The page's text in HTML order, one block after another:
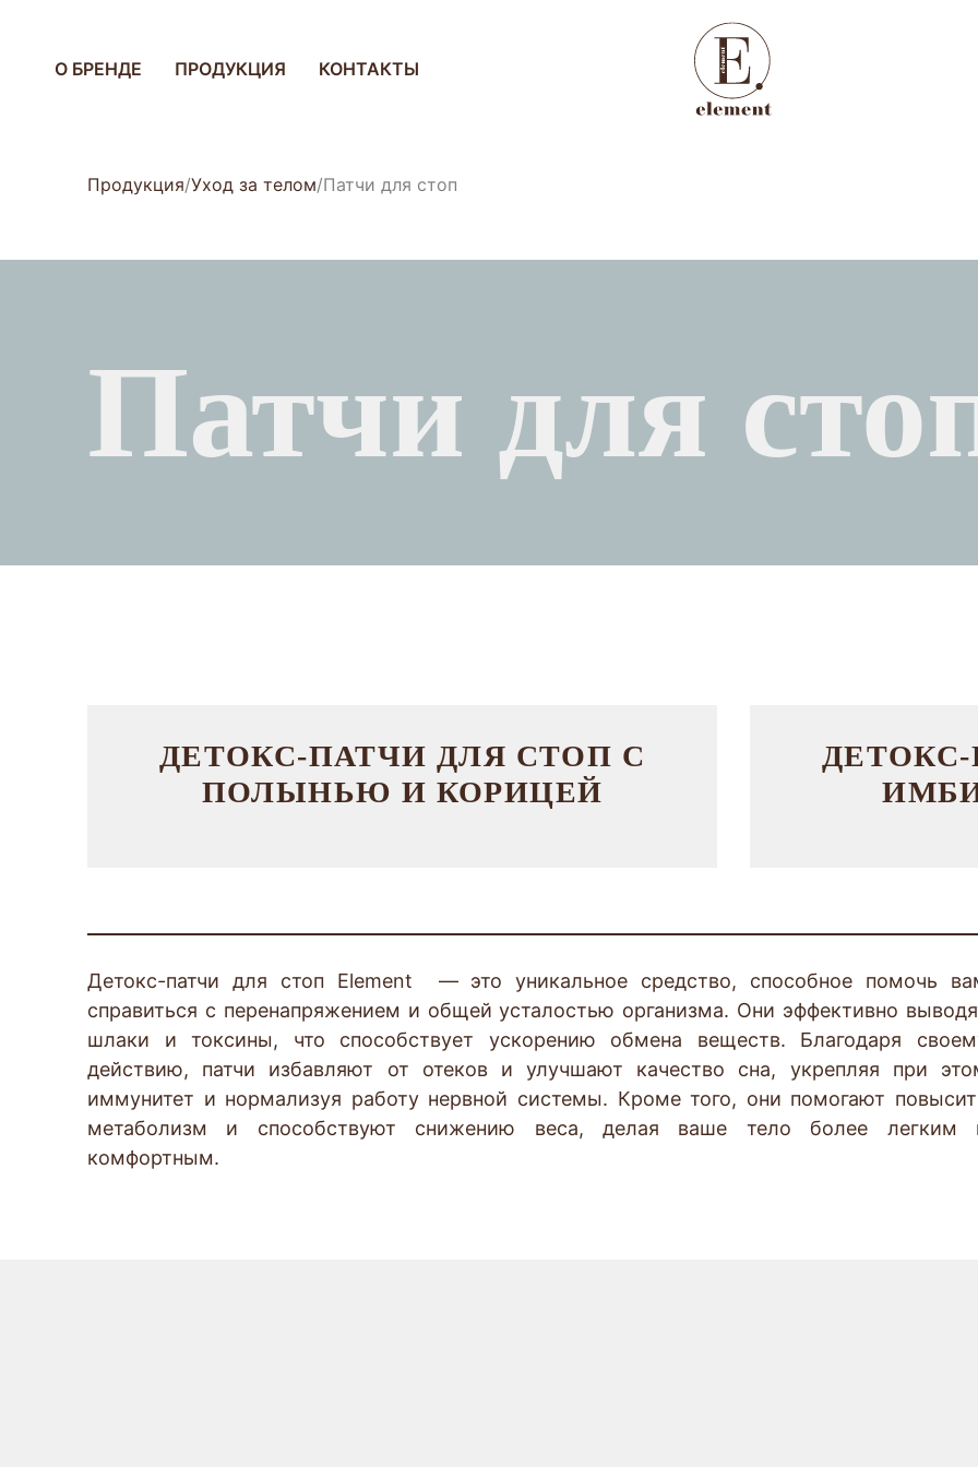
О БРЕНДЕ ПРОДУКЦИЯ КОНТАКТЫ
Продукция Уход за телом Патчи для стоп
Патчи для
ДЕТОКС-ПАТЧИ ДЛЯ СТОП С
ПОЛЫНЬЮ И КОРИЦЕЙ
Детокс-патчи для стоп Element — это уникальное средство, способное помочь
справиться с перенапряжением и общей усталостью организма. Они эффективно
шлаки и токсины, что способствует ускорению обмена веществ. Благодаря
действию, патчи избавляют от отеков и улучшают качество сна, укрепляя при
иммунитет и нормализуя работу нервной системы. Кроме того, они помогают
метаболизм и способствуют снижению веса, делая ваше тело более легким
комфортным.